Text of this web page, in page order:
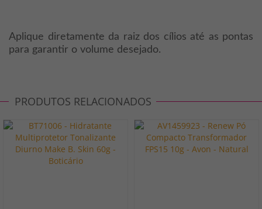
Aplique diretamente da raiz dos cílios até as pontas
para garantir o volume desejado.
PRODUTOS RELACIONADOS